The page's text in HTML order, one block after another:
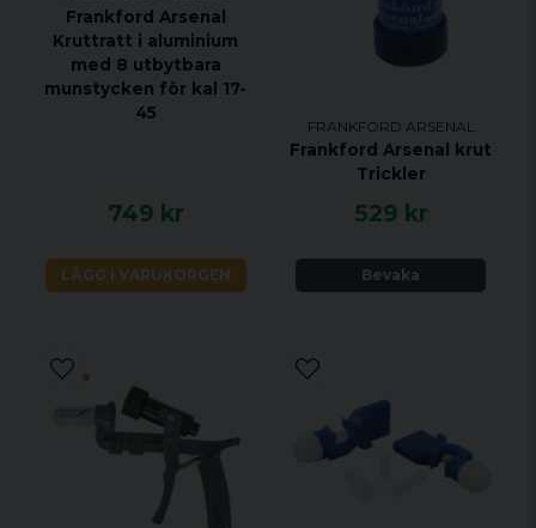
Frankford Arsenal
Kruttratt i aluminium
med 8 utbytbara
munstycken för kal 17-
45
749 kr
LÄGG I VARUKORGEN
FRANKFORD ARSENAL
Frankford Arsenal krut
Trickler
529 kr
Bevaka